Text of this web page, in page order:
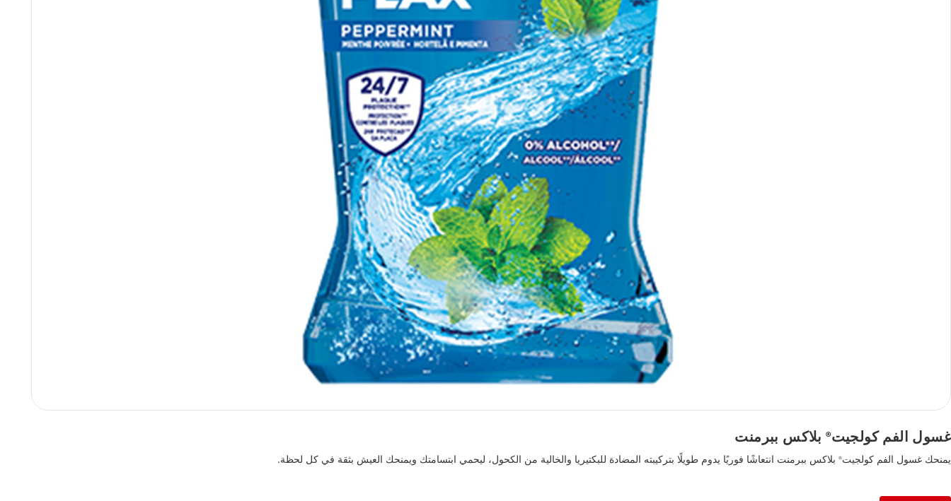
غسول الفم كولجيت®بلاكس ببرمنت
يمنحك غسول الفم كولجيت® بلاكس ببرمنت انتعاشًا فوريًا يدوم طويلًا بتركيبته المضادة للبكتيريا والخالية من الكحول، ليحمي ابتسامتك ويمنحك العيش بثقة في كل لحظة.